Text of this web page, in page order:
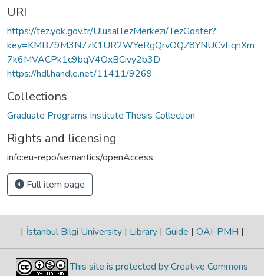
URI
https://tez.yok.gov.tr/UlusalTezMerkezi/TezGoster?
key=KMB79M3N7zK1UR2WYeRgQrvOQZ8YNUCvEqnXm
7k6MVACPk1c9bqV4OxBCivy2b3D
https://hdl.handle.net/11411/9269
Collections
Graduate Programs Institute Thesis Collection
Rights and licensing
info:eu-repo/semantics/openAccess
Full item page
| İstanbul Bilgi University | Library | Guide | OAI-PMH |
This site is protected by Creative Commons